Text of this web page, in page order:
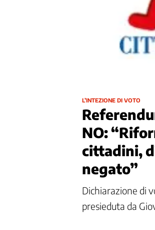
L’INTEZIONE DI VOTO
NO:
cittadini,
negato”
Dichiarazione di
presieduta da